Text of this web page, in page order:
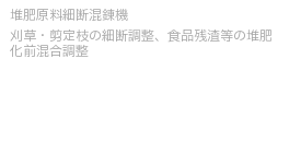
堆肥原料細断混錬機
刈草・剪定枝の細断調整、食品残渣等の堆肥
化前混合調整